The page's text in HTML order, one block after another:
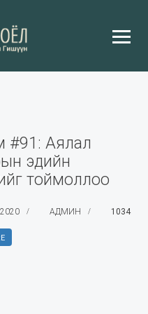
#91: Аялал
эдийн
тоймоллоо
АДМИН 1034